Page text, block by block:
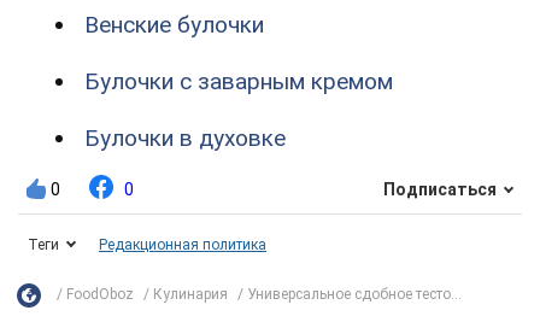
Венские булочки
Булочки с заварным кремом
Булочки в духовке
0 0 Подписаться
Теги Редакционная политика
FoodOboz Кулинария Универсальное сдобное тесто...